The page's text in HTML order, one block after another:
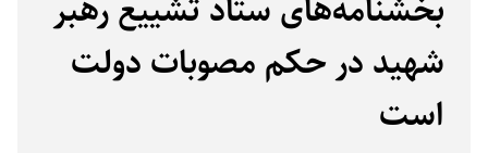
بخشنامه‌های ستاد تشییع رهبر
شهید در حکم مصوبات دولت
است